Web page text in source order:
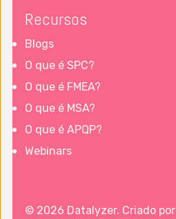
Recursos
Blogs
O que é SPC?
O que é FMEA?
O que é MSA?
O que é APQP?
Webinars
© 2026 Datalyzer. Criado por